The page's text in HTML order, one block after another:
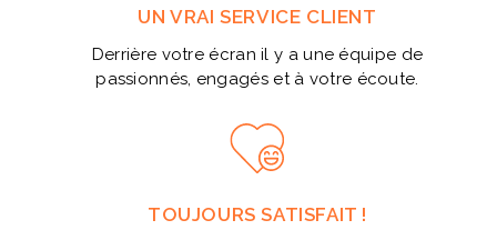
UN VRAI SERVICE CLIENT
Derrière votre écran il y a une équipe de
passionnés, engagés et à votre écoute.
TOUJOURS SATISFAIT !